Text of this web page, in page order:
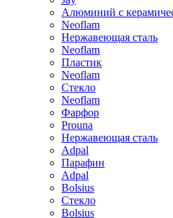
Алюминий с
Neoflam
Нержавеющая сталь
Neoflam
Пластик
Neoflam
Стекло
Neoflam
Фарфор
Prouna
Нержавеющая сталь
Adpal
Парафин
Adpal
Bolsius
Стекло
Bolsius